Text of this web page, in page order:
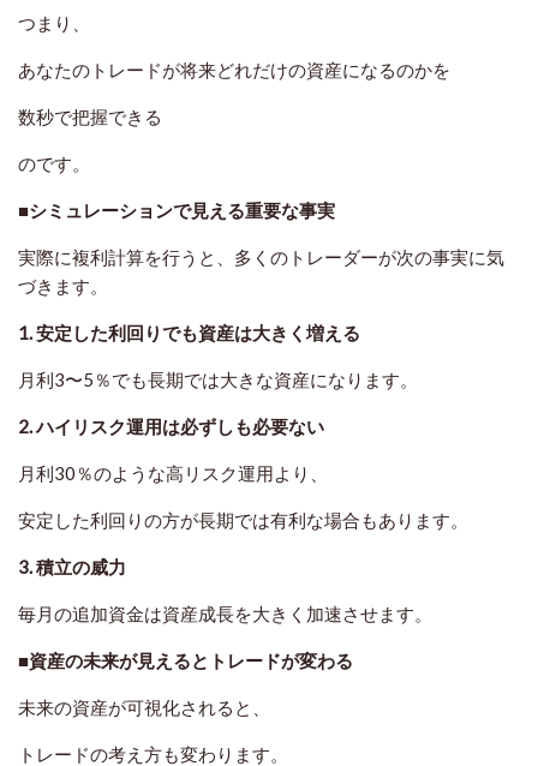
つまり、
あなたのトレードが将来どれだけの資産になるのかを
数秒で把握できる
のです。
■シミュレーションで見える重要な事実
実際に複利計算を行うと、多くのトレーダーが次の事実に気
づきます。
1. 安定した利回りでも資産は大きく増える
月利3〜5％でも長期では大きな資産になります。
2. ハイリスク運用は必ずしも必要ない
月利30％のような高リスク運用より、
安定した利回りの方が長期では有利な場合もあります。
3. 積立の威力
毎月の追加資金は資産成長を大きく加速させます。
■資産の未来が見えるとトレードが変わる
未来の資産が可視化されると、
トレードの考え方も変わります。